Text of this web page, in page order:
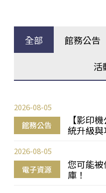
全部 館務公告
活
館務公告
【影印
統升級
2026-08-05
電子資源
您可能
庫！
2026-08-05